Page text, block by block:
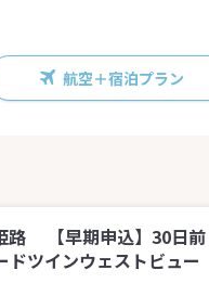
航空＋宿泊プラン
路 【早期申込】30日前
ツインウェストビュー